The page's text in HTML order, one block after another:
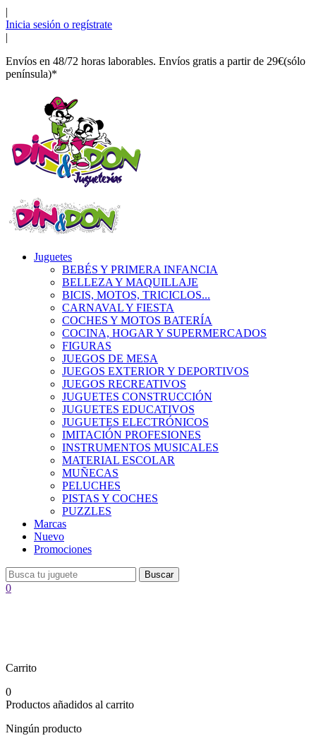
|
Inicia sesión o regístrate
|
Envíos en 48/72 horas laborables. Envíos gratis a partir de 29€(sólo
península)*
Juguetes
BEBÉS Y PRIMERA INFANCIA
BELLEZA Y MAQUILLAJE
BICIS, MOTOS, TRICICLOS...
CARNAVAL Y FIESTA
COCHES Y MOTOS BATERÍA
COCINA, HOGAR Y SUPERMERCADOS
FIGURAS
JUEGOS DE MESA
JUEGOS EXTERIOR Y DEPORTIVOS
JUEGOS RECREATIVOS
JUGUETES CONSTRUCCIÓN
JUGUETES EDUCATIVOS
JUGUETES ELECTRÓNICOS
IMITACIÓN PROFESIONES
INSTRUMENTOS MUSICALES
MATERIAL ESCOLAR
MUÑECAS
PELUCHES
PISTAS Y COCHES
PUZZLES
Marcas
Nuevo
Promociones
Buscar
0
Carrito
0
Productos añadidos al carrito
Ningún producto